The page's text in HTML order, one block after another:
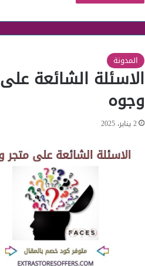
المدونة
الاسئلة الشائعة على
وجوه
2 يناير، 2025